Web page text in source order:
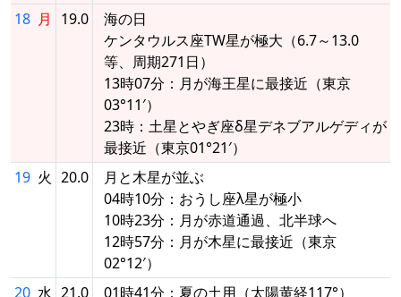
18 月 19.0
海の日
ケンタウルス座TW星が極大（6.7～13.0
等、周期271日）
13時07分：月が海王星に最接近（東京
03°11′）
23時：土星とやぎ座δ星デネブアルゲディが
最接近（東京01°21′）
19 火 20.0
月と木星が並ぶ
04時10分：おうし座λ星が極小
10時23分：月が赤道通過、北半球へ
12時57分：月が木星に最接近（東京
02°12′）
20 水 21.0
01時41分：夏の土用（太陽黄経117°）